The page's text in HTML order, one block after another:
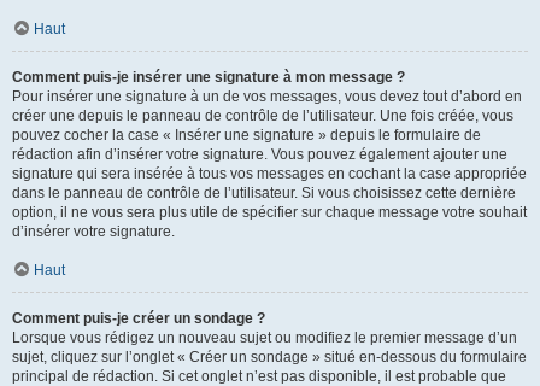
Haut
Comment puis-je insérer une signature à mon message ?
Pour insérer une signature à un de vos messages, vous devez tout d’abord en
créer une depuis le panneau de contrôle de l’utilisateur. Une fois créée, vous
pouvez cocher la case « Insérer une signature » depuis le formulaire de
rédaction afin d’insérer votre signature. Vous pouvez également ajouter une
signature qui sera insérée à tous vos messages en cochant la case appropriée
dans le panneau de contrôle de l’utilisateur. Si vous choisissez cette dernière
option, il ne vous sera plus utile de spécifier sur chaque message votre souhait
d’insérer votre signature.
Haut
Comment puis-je créer un sondage ?
Lorsque vous rédigez un nouveau sujet ou modifiez le premier message d’un
sujet, cliquez sur l’onglet « Créer un sondage » situé en-dessous du formulaire
principal de rédaction. Si cet onglet n’est pas disponible, il est probable que